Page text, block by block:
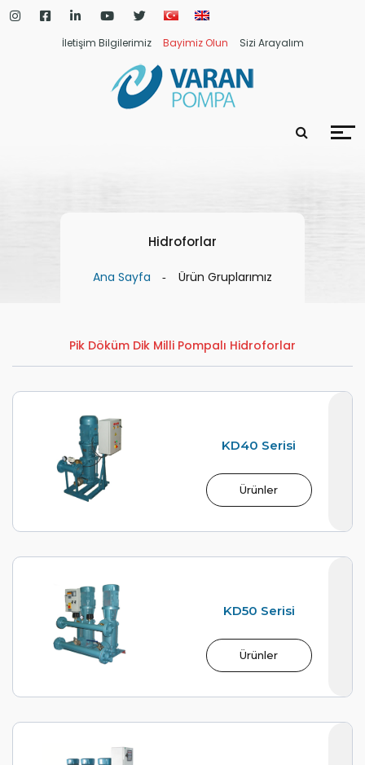
İletişim Bilgilerimiz Bayimiz Olun Sizi Arayalım
Hidroforlar
Ana Sayfa Ürün Gruplarımız
Pik Döküm Dik Milli Pompalı Hidroforlar
KD40 Serisi
Ürünler
KD50 Serisi
Ürünler